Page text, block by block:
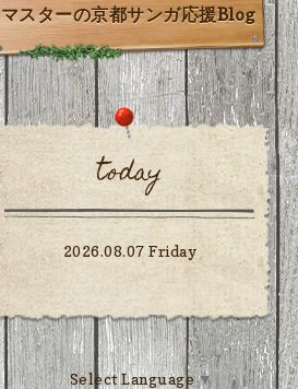
マスターの京都サンガ応援Blog
today
2026.08.07 Friday
Select Language▼